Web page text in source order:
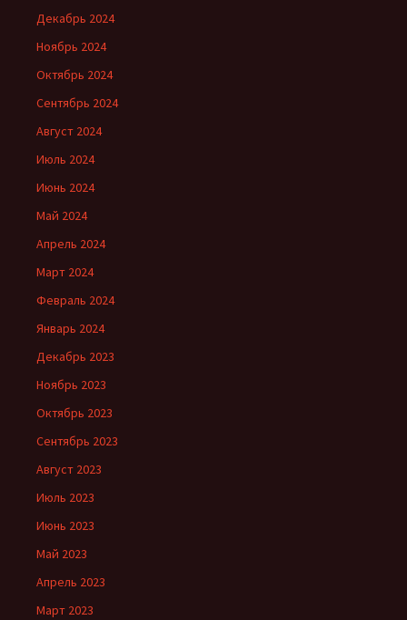
Декабрь 2024
Ноябрь 2024
Октябрь 2024
Сентябрь 2024
Август 2024
Июль 2024
Июнь 2024
Май 2024
Апрель 2024
Март 2024
Февраль 2024
Январь 2024
Декабрь 2023
Ноябрь 2023
Октябрь 2023
Сентябрь 2023
Август 2023
Июль 2023
Июнь 2023
Май 2023
Апрель 2023
Март 2023